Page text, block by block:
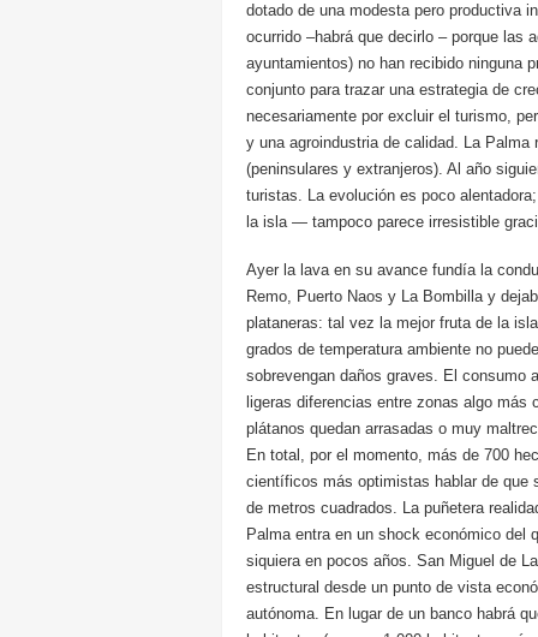
dotado de una modesta pero productiva
ocurrido –habrá que decirlo – porque las
ayuntamientos) no han recibido ninguna
conjunto para trazar una estrategia de
necesariamente por excluir el turismo,
y una agroindustria de calidad. La
(peninsulares y extranjeros). Al año
turistas. La evolución es poco
la isla — tampoco parece irresistible
Ayer la lava en su avance fundía la
Remo, Puerto Naos y La Bombilla y
plataneras: tal vez la mejor fruta de la
grados de temperatura ambiente no
sobrevengan daños graves. El consumo
ligeras diferencias entre zonas algo
plátanos quedan arrasadas o muy
En total, por el momento, más de 700
científicos más optimistas hablar de que
de metros cuadrados. La puñetera
Palma entra en un shock económico del
siquiera en pocos años. San Miguel de
estructural desde un punto de vista
autónoma. En lugar de un banco habrá